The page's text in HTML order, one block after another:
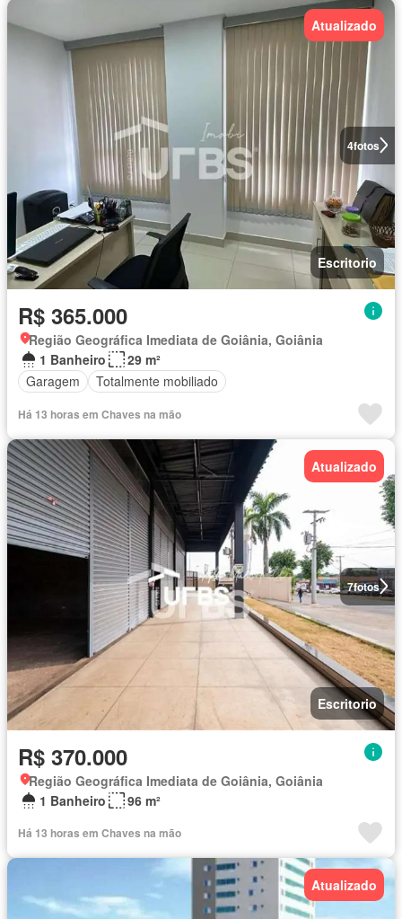
4fotos
Atualizado
Escritorio
R$ 365.000
Região Geográfica Imediata de Goiânia, Goiânia
1 Banheiro
29 m²
Garagem
Totalmente mobiliado
Há 13 horas em Chaves na mão
7fotos
Atualizado
Escritorio
R$ 370.000
Região Geográfica Imediata de Goiânia, Goiânia
1 Banheiro
96 m²
Há 13 horas em Chaves na mão
Atualizado